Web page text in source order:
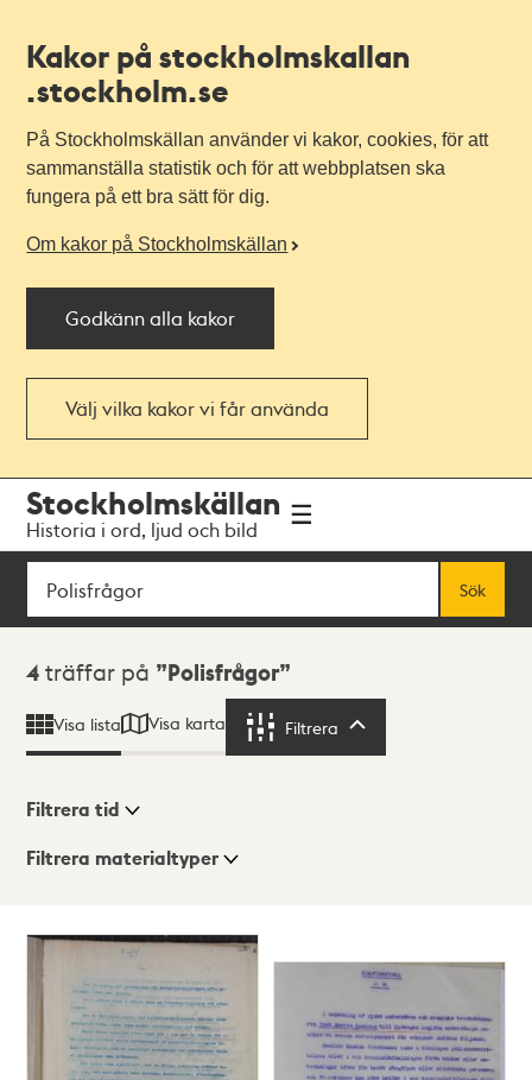
Kakor på stockholmskallan
.stockholm.se
På Stockholmskällan använder vi kakor, cookies, för att
sammanställa statistik och för att webbplatsen ska
fungera på ett bra sätt för dig.
Om kakor på Stockholmskällan
Godkänn alla kakor
Välj vilka kakor vi får använda
navigationen
huvudinnehållet
Stockholmskällan
Historia i ord, ljud och bild
Sök
Sök
Sökresultat
4 träffar på Polisfrågor
Visa lista Visa karta Filtrera
Visningsläge
Filtrera tid
Filtrera materialtyper
träffar